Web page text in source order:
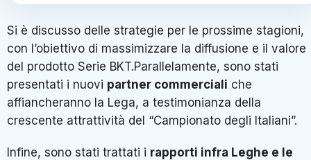
Si è discusso delle strategie per le prossime stagioni,
con l’obiettivo di massimizzare la diffusione e il valore
del prodotto Serie BKT.Parallelamente, sono stati
presentati i nuovi partner commerciali che
affiancheranno la Lega, a testimonianza della
crescente attrattività del “Campionato degli Italiani”.
Infine, sono stati trattati i rapporti infra Leghe e le